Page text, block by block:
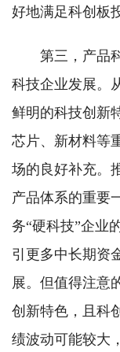
好地满足科创板
第三，产品科
科技企业发展。
鲜明的科技创新
芯片、新材料等
场的良好补充。
产品体系的重要
务“硬科技”企业
引更多中长期资
展。但值得注意
创新特色，且科
绩波动可能较大